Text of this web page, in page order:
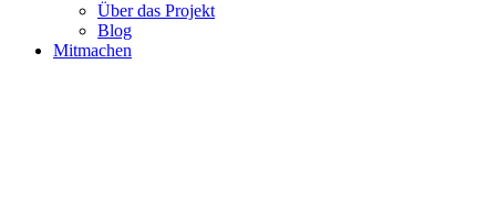
Über das Projekt
Blog
Mitmachen